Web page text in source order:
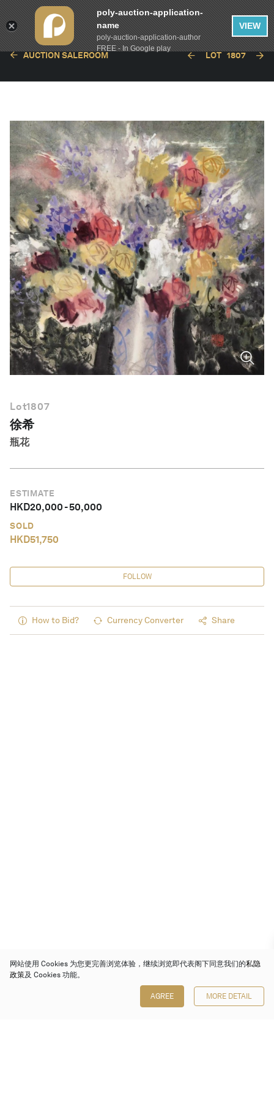
简体中文
AUCTION SALEROOM LOT 1807
Lot1807
徐希
瓶花
ESTIMATE
HKD20,000-50,000
SOLD
HKD51,750
FOLLOW
How to Bid? Currency Converter Share
网站使用 Cookies 为您更完善浏览体验，继续浏览即代表阁下同意我们的私隐
政策及 Cookies 功能。
AGREE MORE DETAIL
poly-auction-application-
name
poly-auction-application-author
FREE - In Google play
VIEW